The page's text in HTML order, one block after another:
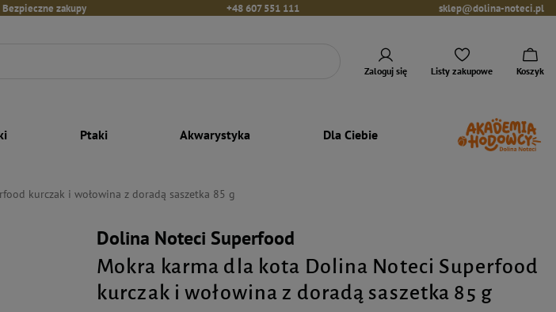
Bezpieczne zakupy +48 607 551 111 sklep@dolina-noteci.pl
Zaloguj się Listy zakupowe Koszyk
Ptaki Akwarystyka Dla Ciebie
kurczak i wołowina z doradą saszetka 85 g
Dolina Noteci Superfood
Mokra karma dla kota Dolina Noteci Superfood
kurczak i wołowina z doradą saszetka 85 g